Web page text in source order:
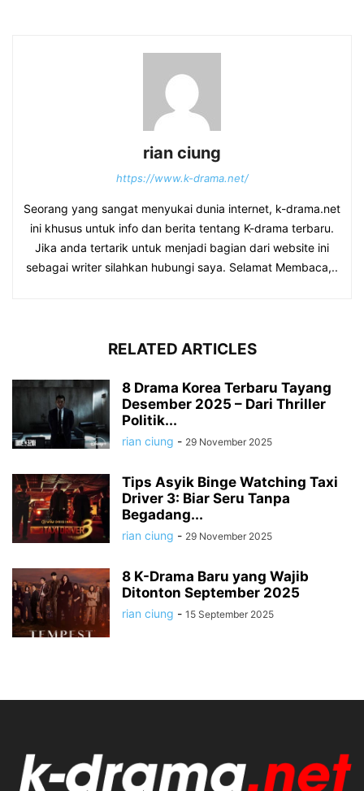
rian ciung
https://www.k-drama.net/
Seorang yang sangat menyukai dunia internet, k-drama.net
ini khusus untuk info dan berita tentang K-drama terbaru.
Jika anda tertarik untuk menjadi bagian dari website ini
sebagai writer silahkan hubungi saya. Selamat Membaca,..
RELATED ARTICLES
8 Drama Korea Terbaru Tayang
Desember 2025 – Dari Thriller
Politik...
rian ciung - 29 November 2025
Tips Asyik Binge Watching Taxi
Driver 3: Biar Seru Tanpa
Begadang...
rian ciung - 29 November 2025
8 K-Drama Baru yang Wajib
Ditonton September 2025
rian ciung - 15 September 2025